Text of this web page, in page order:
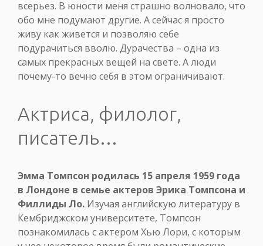
всерьез. В юности меня страшно волновало, что
обо мне подумают другие. А сейчас я просто
живу как живется и позволяю себе
подурачиться вволю. Дурачества – одна из
самых прекрасных вещей на свете. А люди
почему-то вечно себя в этом ограничивают.
Актриса, филолог,
писатель…
Эмма Томпсон родилась 15 апреля 1959 года
в Лондоне в семье актеров Эрика Томпсона и
Филлиды Ло. Изучая английскую литературу в
Кембриджском университете, Томпсон
познакомилась с актером Хью Лори, с которым